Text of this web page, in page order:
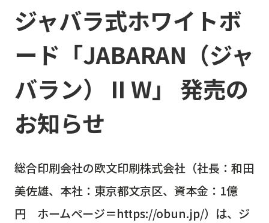
ジャバラ式ホワイトボ
ード「JABARAN（ジャ
バラン） II W」 発売の
お知らせ
総合印刷会社の欧文印刷株式会社（社長：和田
美佐雄、本社：東京都文京区、資本金：1億
円 ホームページ＝https://obun.jp/）は、ジ